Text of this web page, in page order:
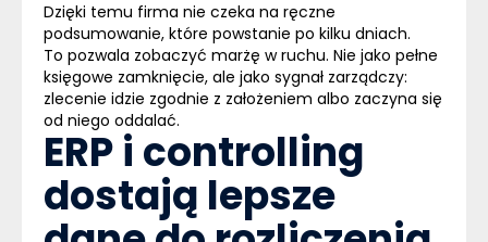
Dzięki temu firma nie czeka na ręczne
podsumowanie, które powstanie po kilku dniach.
To pozwala zobaczyć marżę w ruchu. Nie jako pełne
księgowe zamknięcie, ale jako sygnał zarządczy:
zlecenie idzie zgodnie z założeniem albo zaczyna się
od niego oddalać.
ERP i controlling
dostają lepsze